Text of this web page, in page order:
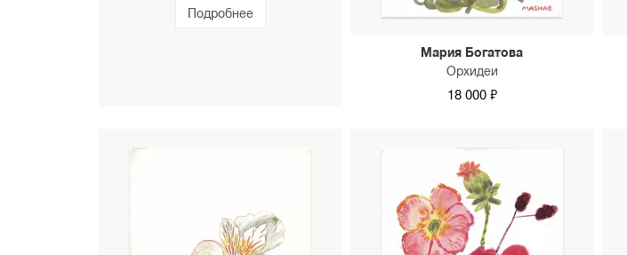
Подробнее
Мария Богатова
Орхидеи
18 000 ₽